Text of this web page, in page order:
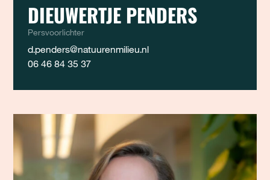
DIEUWERTJE PENDERS
Persvoorlichter
d.penders@natuurenmilieu.nl
06 46 84 35 37